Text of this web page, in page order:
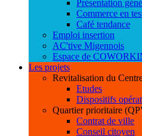
Présentation
Commerce en
Café tendance
Emploi insertion
AC'tive Migennois
Espace de
Les projets
Revitalisation du
Etudes
Dispositifs
Quartier prioritaire
Contrat de ville
Conseil citoyen